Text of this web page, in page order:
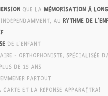
que la mémorisation à
au rythme de
de l'enfant
- orthophoniste, spécialisée
de 15 ans
partout
la carte et la réponse